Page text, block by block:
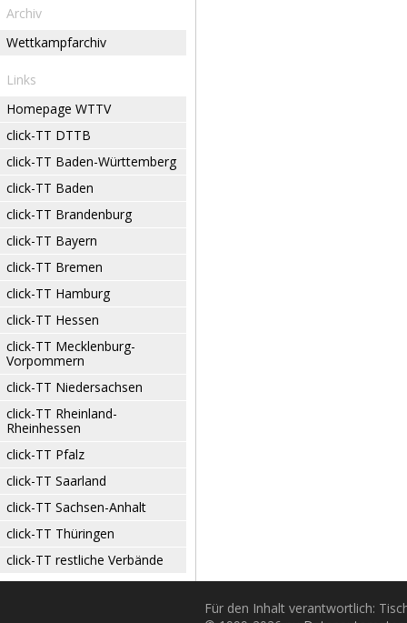
Archiv
Wettkampfarchiv
Links
Homepage WTTV
click-TT DTTB
click-TT Baden-Württemberg
click-TT Baden
click-TT Brandenburg
click-TT Bayern
click-TT Bremen
click-TT Hamburg
click-TT Hessen
click-TT Mecklenburg-
Vorpommern
click-TT Niedersachsen
click-TT Rheinland-
Rheinhessen
click-TT Pfalz
click-TT Saarland
click-TT Sachsen-Anhalt
click-TT Thüringen
click-TT restliche Verbände
Für den Inhalt verantwortlich: